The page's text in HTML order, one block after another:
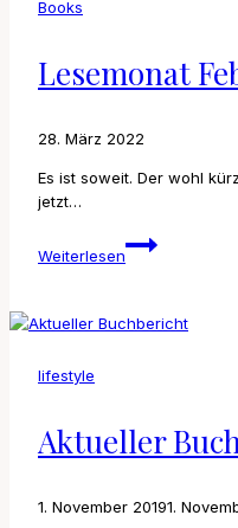
Books
Lesemonat
28. März 2022
Es ist soweit. Der wohl
jetzt…
Weiterlesen
Lesemonat
Februar
lifestyle
Aktueller
1. November 20191.